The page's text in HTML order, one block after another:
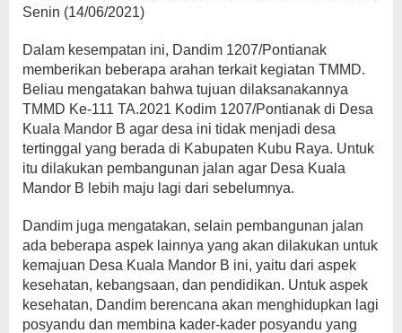
Senin (14/06/2021)
Dalam kesempatan ini, Dandim 1207/Pontianak
memberikan beberapa arahan terkait kegiatan TMMD.
Beliau mengatakan bahwa tujuan dilaksanakannya
TMMD Ke-111 TA.2021 Kodim 1207/Pontianak di Desa
Kuala Mandor B agar desa ini tidak menjadi desa
tertinggal yang berada di Kabupaten Kubu Raya. Untuk
itu dilakukan pembangunan jalan agar Desa Kuala
Mandor B lebih maju lagi dari sebelumnya.
Dandim juga mengatakan, selain pembangunan jalan
ada beberapa aspek lainnya yang akan dilakukan untuk
kemajuan Desa Kuala Mandor B ini, yaitu dari aspek
kesehatan, kebangsaan, dan pendidikan. Untuk aspek
kesehatan, Dandim berencana akan menghidupkan lagi
posyandu dan membina kader-kader posyandu yang